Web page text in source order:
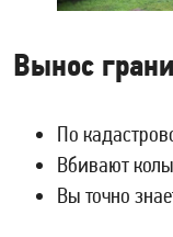
Вынос
По
Вбивают
Вы точно